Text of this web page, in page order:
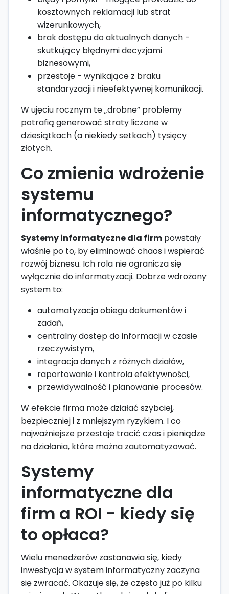
kosztownych reklamacji lub strat
wizerunkowych,
brak dostępu do aktualnych danych -
skutkujący błędnymi decyzjami
biznesowymi,
przestoje - wynikające z braku
standaryzacji i nieefektywnej komunikacji.
W ujęciu rocznym te „drobne” problemy
potrafią generować straty liczone w
dziesiątkach (a niekiedy setkach) tysięcy
złotych.
Co zmienia wdrożenie
systemu
informatycznego?
Systemy informatyczne dla firm powstały
właśnie po to, by eliminować chaos i wspierać
rozwój biznesu. Ich rola nie ogranicza się
wyłącznie do informatyzacji. Dobrze wdrożony
system to:
automatyzacja obiegu dokumentów i
zadań,
centralny dostęp do informacji w czasie
rzeczywistym,
integracja danych z różnych działów,
raportowanie i kontrola efektywności,
przewidywalność i planowanie procesów.
W efekcie firma może działać szybciej,
bezpieczniej i z mniejszym ryzykiem. I co
najważniejsze przestaje tracić czas i pieniądze
na działania, które można zautomatyzować.
Systemy
informatyczne dla
firm a ROI - kiedy się
to opłaca?
Wielu menedżerów zastanawia się, kiedy
inwestycja w system informatyczny zaczyna
się zwracać. Okazuje się, że często już po kilku